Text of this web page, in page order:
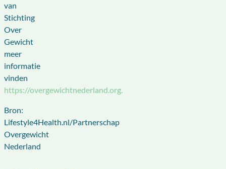
van
Stichting
Over
Gewicht
meer
informatie
vinden
https://overgewichtnederland.org.
Bron:
Lifestyle4Health.nl/Partnerschap
Overgewicht
Nederland